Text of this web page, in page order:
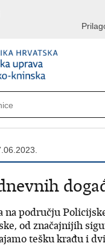
na području
od značajnijih
tešku krađu i